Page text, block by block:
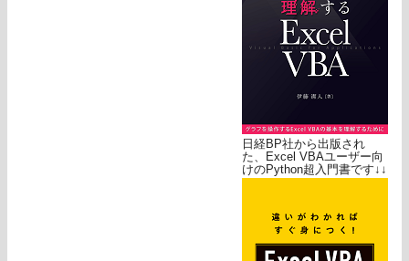
日経BP社から出版され
た、Excel VBAユーザー向
けのPython超入門書です↓↓